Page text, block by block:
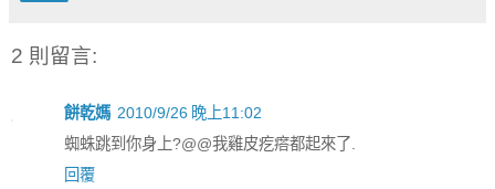
2 則留言:
餅乾媽 2010/9/26 晚上11:02
蜘蛛跳到你身上?@@我雞皮疙瘩都起來了.
回覆